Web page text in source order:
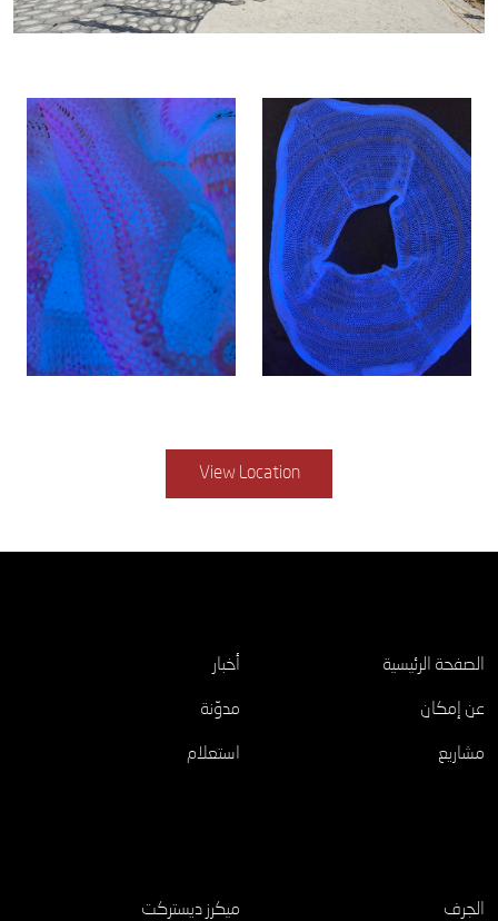
View Location
الصفحة الرئيسية
عن إمكان
مشاريع
أخبار
مدوّنة
استعلام
الجرف ميكرز ديستركت